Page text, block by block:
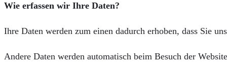
Wie erfassen wir Ihre Daten?
Ihre Daten werden zum einen dadurch erhoben, dass Sie
Andere Daten werden automatisch beim Besuch der